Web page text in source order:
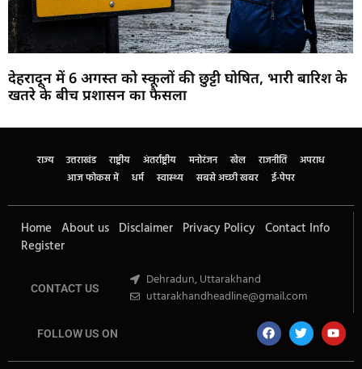
देहरादून में 6 अगस्त को स्कूलों की छुट्टी घोषित, भारी बारिश के
खतरे के बीच प्रशासन का फैसला
राज्य उत्तराखंड राष्ट्रीय अंतर्राष्ट्रीय मनोरंजन खेल राजनीति
अपराध
आज फोकस में
धर्म स्वास्थ्य सबसे अच्छी खबर ई-पेपर
Home About us Disclaimer Privacy Policy Contact Info
Register
CONTACT US
Dehradun, Uttarakhand
uttarakhandheadline@gmail.com
FOLLOW US ON